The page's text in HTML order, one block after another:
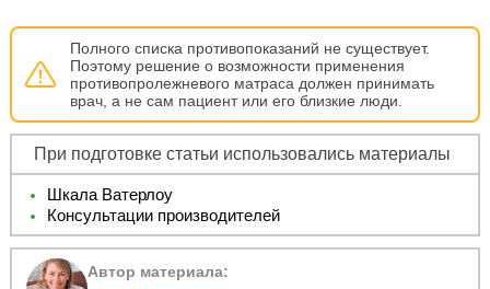
Полного списка противопоказаний не существует.
Поэтому решение о возможности применения
противопролежневого матраса должен принимать
врач, а не сам пациент или его близкие люди.
При подготовке статьи использовались материалы
Шкала Ватерлоу
Консультации производителей
Автор материала: